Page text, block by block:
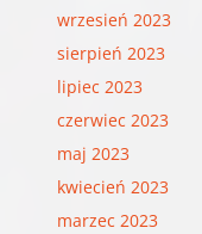
wrzesień 2023
sierpień 2023
lipiec 2023
czerwiec 2023
maj 2023
kwiecień 2023
marzec 2023